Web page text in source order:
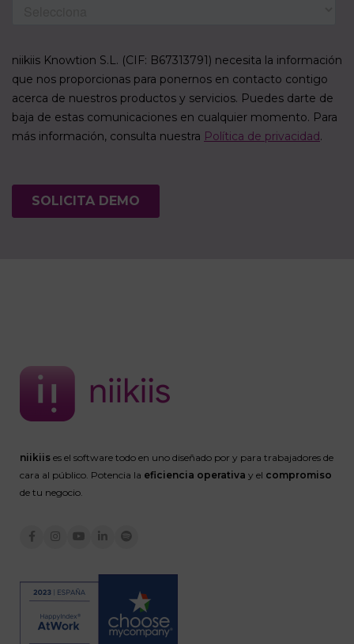
niikiis es el software todo en uno diseñado por y para trabajadores de
cara al público. Potencia la eficiencia operativa y el compromiso
de tu negocio.